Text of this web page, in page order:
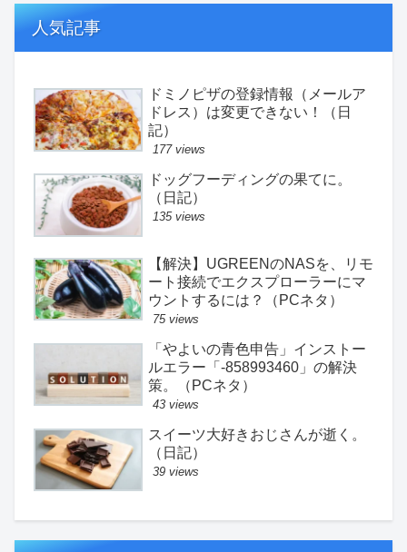
人気記事
ドミノピザの登録情報（メールア
ドレス）は変更できない！（日
記）
177 views
ドッグフーディングの果てに。
（日記）
135 views
【解決】UGREENのNASを、リモ
ート接続でエクスプローラーにマ
ウントするには？（PCネタ）
75 views
「やよいの青色申告」インストー
ルエラー「-858993460」の解決
策。（PCネタ）
43 views
スイーツ大好きおじさんが逝く。
（日記）
39 views